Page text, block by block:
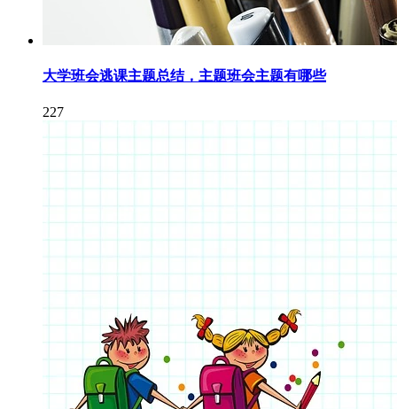
大学班会逃课主题总结，主题班会主题有哪些
227